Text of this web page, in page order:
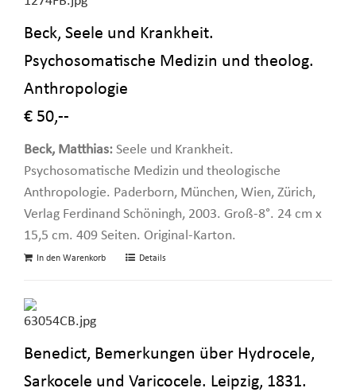
Beck, Seele und Krankheit.
Psychosomatische Medizin und theolog.
Anthropologie
€ 50,--
Beck, Matthias: Seele und Krankheit.
Psychosomatische Medizin und theologische
Anthropologie. Paderborn, München, Wien, Zürich,
Verlag Ferdinand Schöningh, 2003. Groß-8°. 24 cm x
15,5 cm. 409 Seiten. Original-Karton.
In den Warenkorb Details
Benedict, Bemerkungen über Hydrocele,
Sarkocele und Varicocele. Leipzig, 1831.